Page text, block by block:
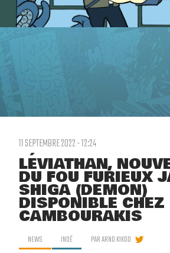
11 SEPTEMBRE 2022 - 12:24
LÉVIATHAN,
DU FOU FURIEUX
SHIGA (DÉMON)
DISPONIBLE CHEZ
CAMBOURAKIS
NEWS INDÉ PARARNO KIKOO